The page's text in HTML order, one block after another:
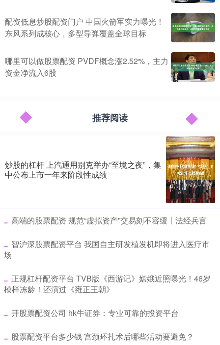
配资低息炒股配资门户 中国火箭军实力曝光！
东风系列成核心，多型导弹覆盖全球目标
哪里可以做股票配资 PVDF概念涨2.52%，主力
资金净流入6股
推荐阅读
炒股的杠杆 上汽通用别克举办“至境之夜”，集
中公布上市一年来阶段性成绩
​高端的股票配资 规范“虚拟资产”交易刻不容缓丨法经兵言
​智沪深股票配资平台 我国自主研发植发机即将进入医疗市
场
​正规杠杆配资平台 TVB版《西游记》嫦娥近照曝光！46岁
模样冻龄！还演过《雍正王朝》
​开股票配资公司 hk牛证券：专业可靠的投资平台
​股票配资平台多少钱 宫颈环扎术后哪些活动要避免？